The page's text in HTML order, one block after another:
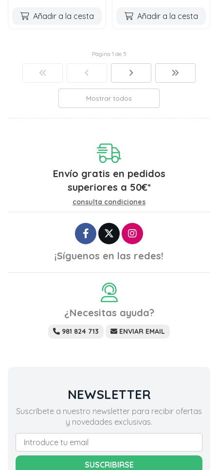
Añadir a la cesta Añadir a la cesta
Página 1 de 5
Mostrar todos
Envío gratis en pedidos
superiores a 50€*
consulta condiciones
¡Síguenos en las redes!
¿Necesitas ayuda?
981 824 713 ENVIAR EMAIL
NEWSLETTER
Suscríbete a nuestro newsletter para recibir ofertas
y novedades exclusivas.
SUSCRIBIRSE